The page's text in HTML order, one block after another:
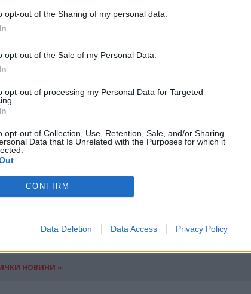
opt-out of the Sharing of my personal data.
opt-out of the Sale of my Personal Data.
opt-out of processing my Personal Data for Targeted
opt-out of Collection, Use, Retention, Sale, and/or Sharing
Data that Is Unrelated with the Purposes for which it
CONFIRM
Data Deletion Data Access Privacy Policy
на европейците са множеството отменени
все повече високосторостни
туристически дестинации
в
столиците на Полша (Варшава),
(Сараево), плюс черногорския Котор.
, не пропускайте Мексико, Коста Рика,
дебнат отвсякъде, при добро
можете да намерите
НОВИНИ »